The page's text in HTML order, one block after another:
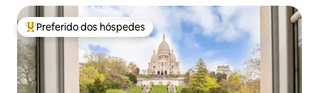
Entre os melhores preferidos dos hóspedes
Preferido dos hóspedes